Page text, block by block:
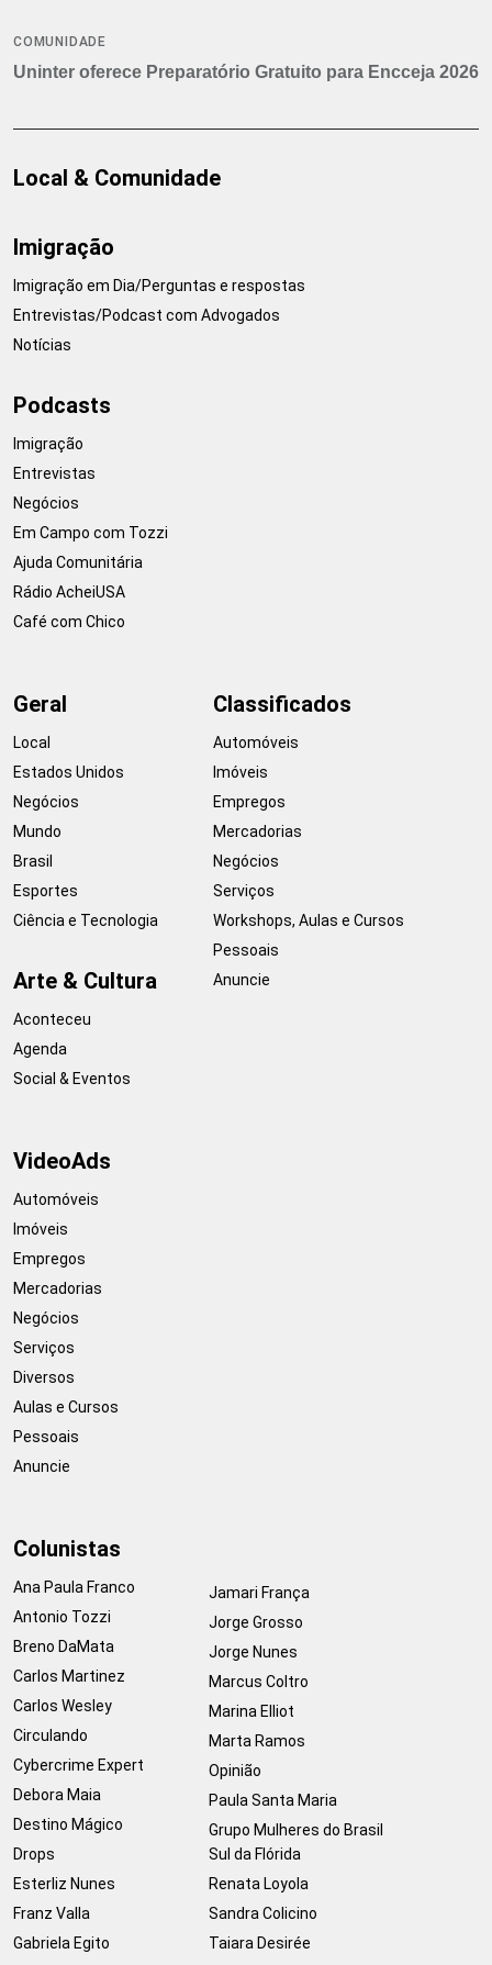
COMUNIDADE
Uninter oferece Preparatório Gratuito para Encceja 2026
Local & Comunidade
Imigração
Imigração em Dia/Perguntas e respostas
Entrevistas/Podcast com Advogados
Notícias
Podcasts
Imigração
Entrevistas
Negócios
Em Campo com Tozzi
Ajuda Comunitária
Rádio AcheiUSA
Café com Chico
Geral
Local
Estados Unidos
Negócios
Mundo
Brasil
Esportes
Ciência e Tecnologia
Arte & Cultura
Aconteceu
Agenda
Social & Eventos
Classificados
Automóveis
Imóveis
Empregos
Mercadorias
Negócios
Serviços
Workshops, Aulas e Cursos
Pessoais
Anuncie
VideoAds
Automóveis
Imóveis
Empregos
Mercadorias
Negócios
Serviços
Diversos
Aulas e Cursos
Pessoais
Anuncie
Colunistas
Ana Paula Franco
Antonio Tozzi
Breno DaMata
Carlos Martinez
Carlos Wesley
Circulando
Cybercrime Expert
Debora Maia
Destino Mágico
Drops
Esterliz Nunes
Franz Valla
Gabriela Egito
Jamari França
Jorge Grosso
Jorge Nunes
Marcus Coltro
Marina Elliot
Marta Ramos
Opinião
Paula Santa Maria
Grupo Mulheres do Brasil
Sul da Flórida
Renata Loyola
Sandra Colicino
Taiara Desirée